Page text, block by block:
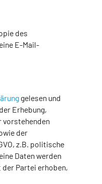
des
E-Mail-
gelesen und
Erhebung,
vorstehenden
der
z.B. politische
Daten werden
Partei erhoben,